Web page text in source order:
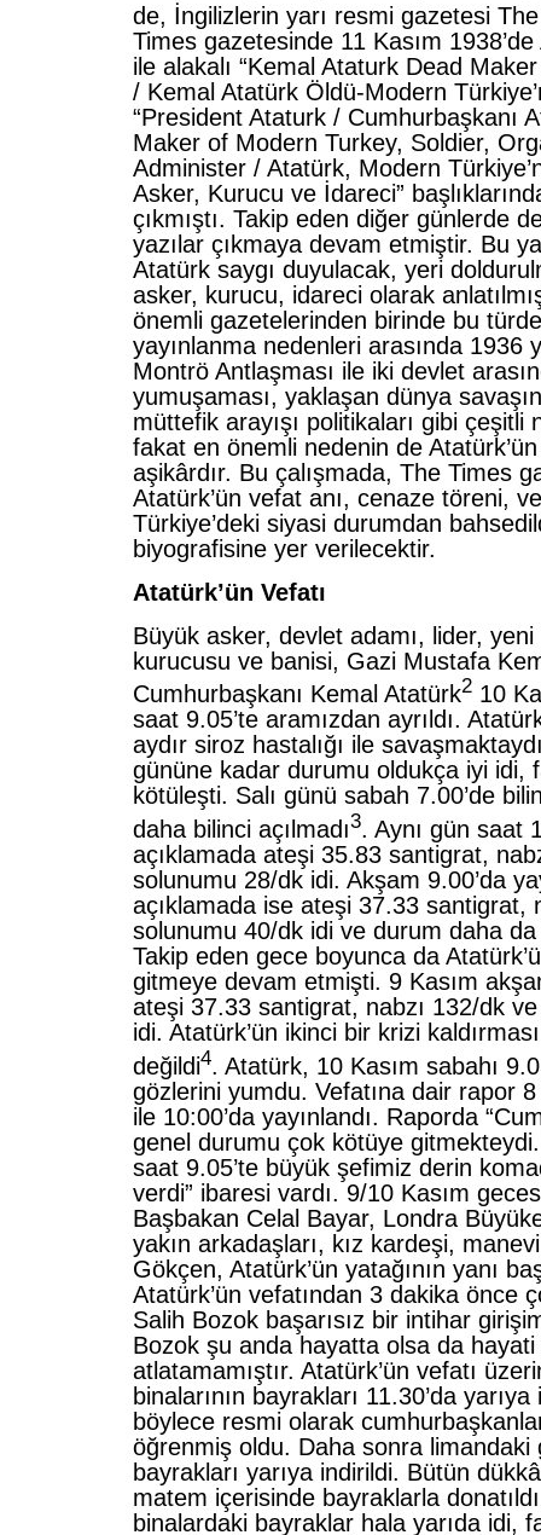
de, İngilizlerin yarı resmi gazetesi The
Times gazetesinde 11 Kasım 1938’de
ile alakalı “Kemal Ataturk Dead
/ Kemal Atatürk Öldü-Modern
“President Ataturk / Cumhurbaşkanı
Maker of Modern Turkey, Soldier,
Administer / Atatürk, Modern
Asker, Kurucu ve İdareci”
çıkmıştı. Takip eden diğer günlerde
yazılar çıkmaya devam etmiştir. Bu
Atatürk saygı duyulacak, yeri
asker, kurucu, idareci olarak
önemli gazetelerinden birinde bu
yayınlanma nedenleri arasında 1936
Montrö Antlaşması ile iki devlet
yumuşaması, yaklaşan dünya
müttefik arayışı politikaları gibi çeşitli
fakat en önemli nedenin de Atatürk’ün
aşikârdır. Bu çalışmada, The Times
Atatürk’ün vefat anı, cenaze töreni,
Türkiye’deki siyasi durumdan
biyografisine yer verilecektir.
Atatürk’ün Vefatı
Büyük asker, devlet adamı, lider, yeni
kurucusu ve banisi, Gazi Mustafa
Cumhurbaşkanı Kemal Atatürk2 10
saat 9.05’te aramızdan ayrıldı.
aydır siroz hastalığı ile
gününe kadar durumu oldukça iyi idi,
kötüleşti. Salı günü sabah 7.00’de
daha bilinci açılmadı3. Aynı gün saat
açıklamada ateşi 35.83 santigrat,
solunumu 28/dk idi. Akşam 9.00’da
açıklamada ise ateşi 37.33 santigrat,
solunumu 40/dk idi ve durum daha
Takip eden gece boyunca da
gitmeye devam etmişti. 9 Kasım
ateşi 37.33 santigrat, nabzı 132/dk
idi. Atatürk’ün ikinci bir krizi
değildi4. Atatürk, 10 Kasım sabahı
gözlerini yumdu. Vefatına dair rapor
ile 10:00’da yayınlandı. Raporda
genel durumu çok kötüye
saat 9.05’te büyük şefimiz derin
verdi” ibaresi vardı. 9/10 Kasım
Başbakan Celal Bayar, Londra
yakın arkadaşları, kız kardeşi,
Gökçen, Atatürk’ün yatağının yanı
Atatürk’ün vefatından 3 dakika önce
Salih Bozok başarısız bir intihar
Bozok şu anda hayatta olsa da
atlatamamıştır. Atatürk’ün vefatı
binalarının bayrakları 11.30’da
böylece resmi olarak
öğrenmiş oldu. Daha sonra limandaki
bayrakları yarıya indirildi. Bütün
matem içerisinde bayraklarla
binalardaki bayraklar hala yarıda idi,